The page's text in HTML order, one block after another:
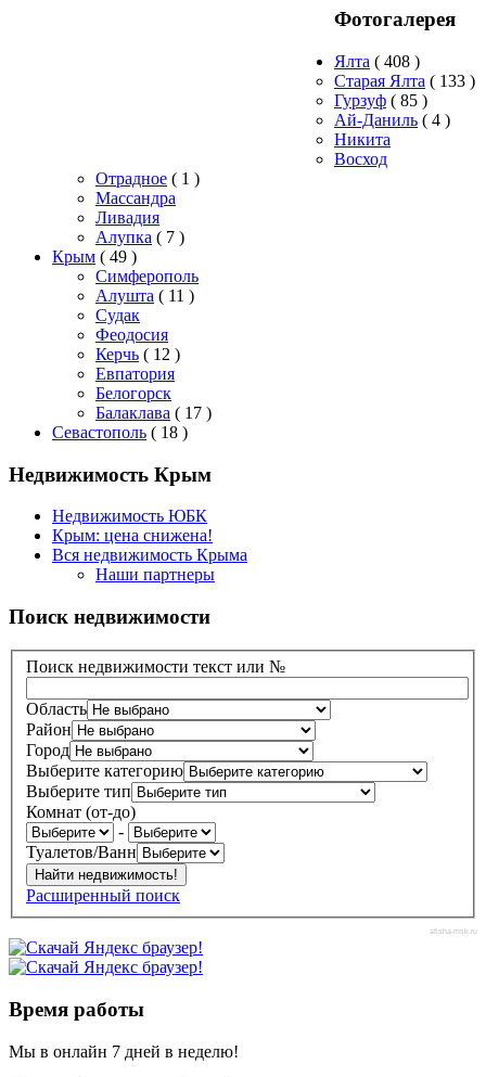
Фотогалерея
Ялта ( 408 )
Старая Ялта ( 133 )
Гурзуф ( 85 )
Ай-Даниль ( 4 )
Никита
Восход
Отрадное ( 1 )
Массандра
Ливадия
Алупка ( 7 )
Крым ( 49 )
Симферополь
Алушта ( 11 )
Судак
Феодосия
Керчь ( 12 )
Евпатория
Белогорск
Балаклава ( 17 )
Севастополь ( 18 )
Недвижимость Крым
Недвижимость ЮБК
Крым: цена снижена!
Вся недвижимость Крыма
Наши партнеры
Поиск недвижимости
Поиск недвижимости текст или №
Область
Район
Город
Выберите категорию
Выберите тип
Комнат (от-до)
-
Туалетов/Ванн
Расширенный поиск
afisha-msk.ru
Время работы
Мы в онлайн 7 дней в неделю!